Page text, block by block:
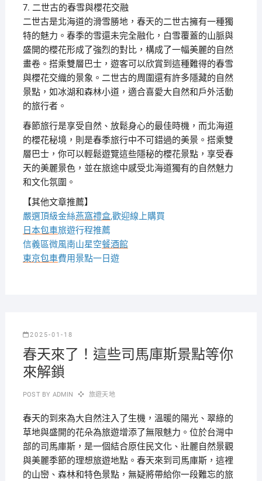
7. 二世古的春雪與櫻花交融
二世古是北海道的滑雪勝地，春天的二世古擁有一種獨
特的魅力。春季的雪還未完全融化，白雪覆蓋的山脈與
盛開的櫻花形成了強烈的對比，構成了一幅美麗的自然
畫卷。搭乘雙層巴士，遊客可以欣賞到這種難得的春雪
與櫻花交織的景象。二世古的周圍還有許多隱藏的自然
景點，如冰湖和森林小道，適合喜愛大自然和戶外活動
的旅行者。
春節旅行是享受自然、放鬆身心的最佳時機，而北海道
的櫻花秘境，則是春季旅行中不可錯過的美景。搭乘雙
層巴士，你可以輕鬆遊覽這些隱秘的櫻花景點，享受春
天的美麗景色，並在旅途中感受北海道獨有的自然魅力
和文化氛圍。
【其他文章推薦】
嚴選頂級金絲燕窩禮盒,歡迎線上購買
日本包車旅遊行程推薦
信義區微風南山星空餐酒館
東京包車費用景點一日遊
2025-01-18
春天來了！這些司馬庫斯景點等你
來解鎖
POST BY ADMIN 旅遊天地
春天的到來為大自然注入了生機，溫暖的陽光、翠綠的
草地與盛開的花朵為旅遊增添了無限魅力。位於台灣中
部的司馬庫斯，是一個結合原住民文化、壯麗自然景觀
與美麗季節的理想旅遊地點。春天來到司馬庫斯，這裡
的山巒、森林和特色景點，無疑將帶給你一段難忘的旅